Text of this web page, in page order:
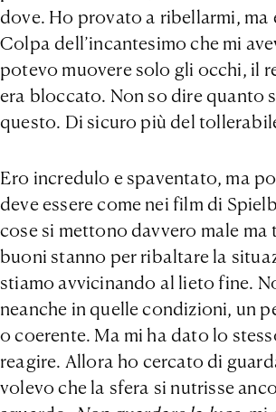
dove. Ho provato a ribellarmi, ma
Colpa dell’incantesimo che mi
potevo muovere solo gli occhi, il
era bloccato. Non so dire quanto
questo. Di sicuro più del
Ero incredulo e spaventato, ma
deve essere come nei film di
cose si mettono davvero male ma
buoni stanno per ribaltare la
stiamo avvicinando al lieto fine.
neanche in quelle condizioni, un
o coerente. Ma mi ha dato lo
reagire. Allora ho cercato di
volevo che la sfera si nutrisse